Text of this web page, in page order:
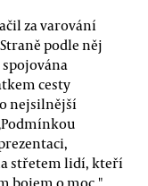
za varování
podle něj
cesty
nejsilnější
střetem lidí, kteří